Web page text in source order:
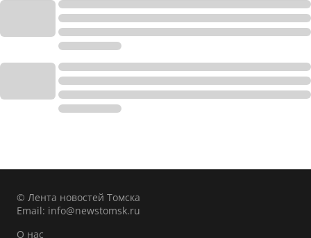
© Лента новостей Томска
Email: info@newstomsk.ru
О нас